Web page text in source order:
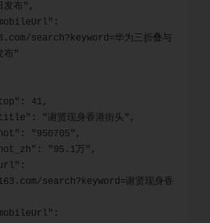
发布",
search?keyword=华为三折叠与
布"
"top": 41,
"title": "谢贤现身香港街头",
"hot": "950705",
"hot_zh": "95.1万",
search?keyword=谢贤现身香